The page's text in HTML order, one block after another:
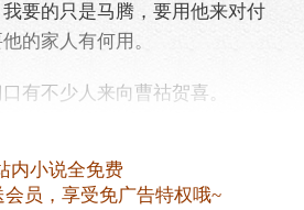
的只是马腾，要用他来对付
的家人有何用。
不少人来向曹祜贺喜。
门，不许任何人进来，也不
内小说全免费
会员，享受免广告特权哦~